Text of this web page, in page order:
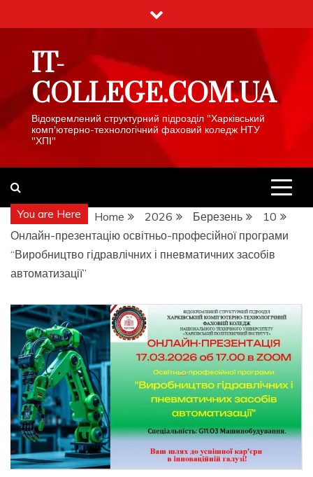
to
IT-
COLLEGE.COM.UA
Відокремлений структурний підрозділ "Харківський
комп'ютерно-технологічний фаховий коледж НТУ
"ХПІ"
You are Here Home 2026 Березень
10
Онлайн-презентацію освітньо-професійної програми
“Виробництво гідравлічних і пневматичних засобів
автоматизації”